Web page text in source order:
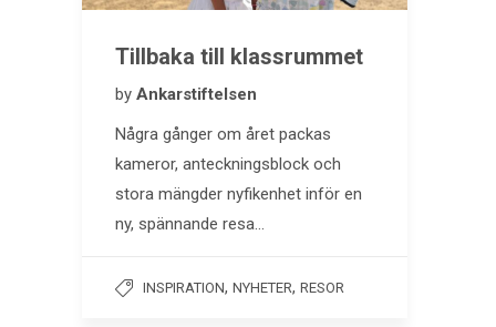
Tillbaka till klassrummet
by Ankarstiftelsen
Några gånger om året packas
kameror, anteckningsblock och
stora mängder nyfikenhet inför en
ny, spännande resa…
INSPIRATION, NYHETER, RESOR